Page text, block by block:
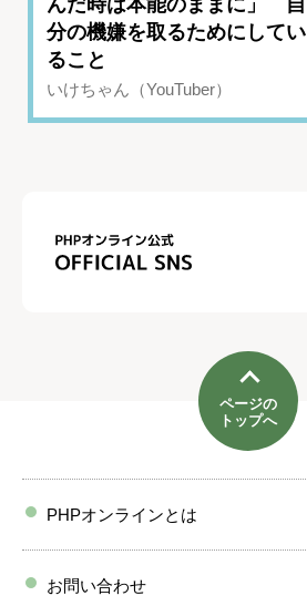
分の機嫌を取るためにしてい
ること
いけちゃん（YouTuber）
ページの
トップへ
PHPオンラインとは
お問い合わせ